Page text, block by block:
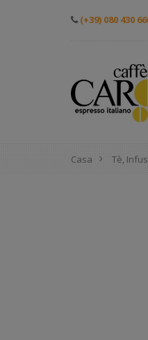
(+39) 080 430
Casa Tè,